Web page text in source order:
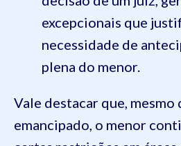
excepcionais que
necessidade de
plena do menor.
Vale destacar que, mesmo
emancipado, o menor